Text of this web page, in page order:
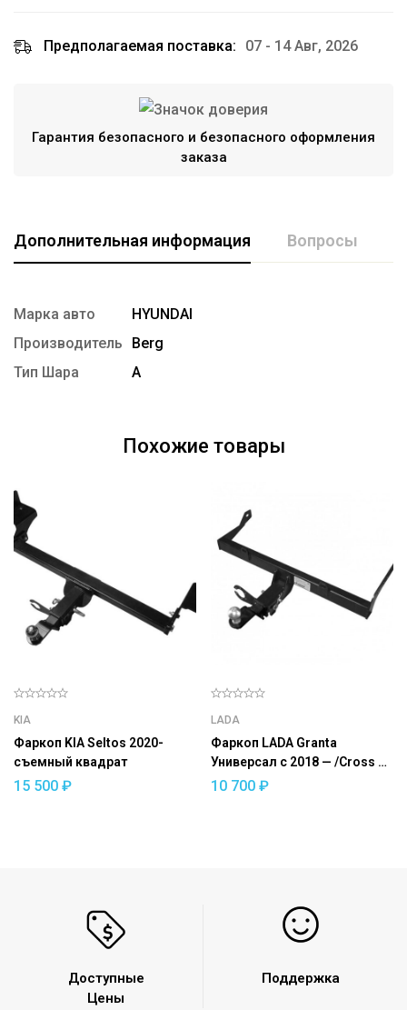
Предполагаемая поставка: 07 - 14 Авг, 2026
Гарантия безопасного и безопасного оформления
заказа
Дополнительная информация Вопросы
Марка авто
HYUNDAI
Производитель
Berg
Тип Шара
А
Похожие товары
KIA
Фаркоп KIA Seltos 2020-
съемный квадрат
15 500 ₽
LADA
Фаркоп LADA Granta
Универсал с 2018 — /Cross с
2018 — съемный квадрат
10 700 ₽
Доступные
Цены
Поддержка